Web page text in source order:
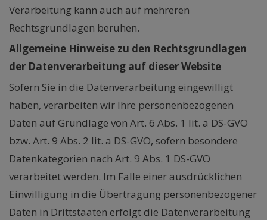
Verarbeitung kann auch auf mehreren
Rechtsgrundlagen beruhen.
Allgemeine Hinweise zu den Rechtsgrundlagen
der Datenverarbeitung auf dieser Website
Sofern Sie in die Datenverarbeitung eingewilligt
haben, verarbeiten wir Ihre personenbezogenen
Daten auf Grundlage von Art. 6 Abs. 1 lit. a DS-GVO
bzw. Art. 9 Abs. 2 lit. a DS-GVO, sofern besondere
Datenkategorien nach Art. 9 Abs. 1 DS-GVO
verarbeitet werden. Im Falle einer ausdrücklichen
Einwilligung in die Übertragung personenbezogener
Daten in Drittstaaten erfolgt die Datenverarbeitung